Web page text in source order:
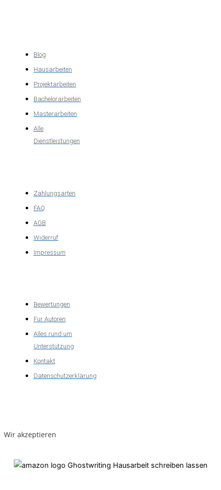
Blog
Hausarbeiten
Projektarbeiten
Bachelorarbeiten
Masterarbeiten
Alle
Dienstleistungen
Zahlungsarten
FAQ
AGB
Widerruf
Impressum
Bewertungen
Für Autoren
Alles rund um
Unterstützung
Kontakt
Datenschutzerklärung
Wir akzeptieren